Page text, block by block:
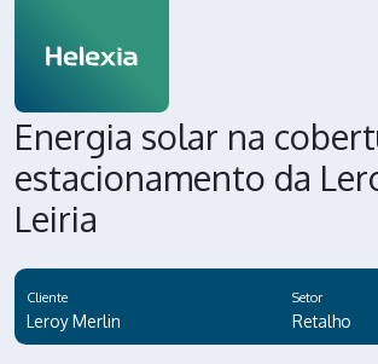
Energia solar na
estacionamento da
Leiria
Cliente
Leroy Merlin
Setor
Retalho